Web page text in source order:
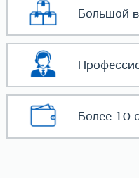
Большой
Более 10